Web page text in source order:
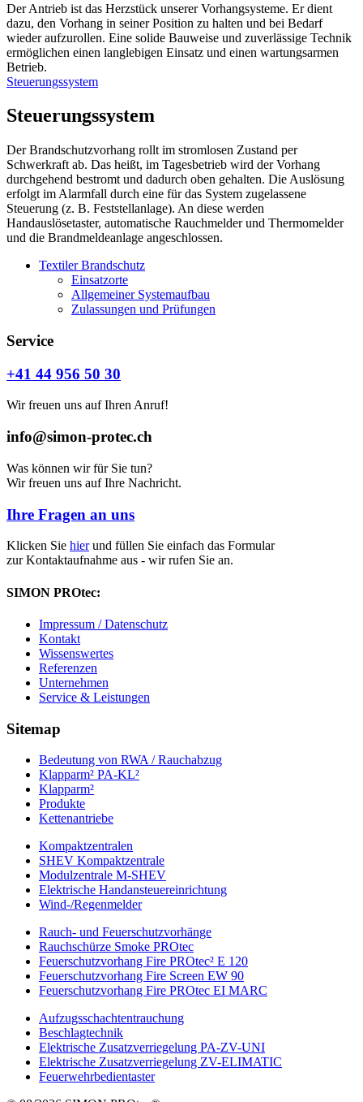
Der Antrieb ist das Herzstück unserer Vorhangsysteme. Er dient
dazu, den Vorhang in seiner Position zu halten und bei Bedarf
wieder aufzurollen. Eine solide Bauweise und zuverlässige Technik
ermöglichen einen langlebigen Einsatz und einen wartungsarmen
Betrieb.
Steuerungssystem
Steuerungssystem
Der Brandschutzvorhang rollt im stromlosen Zustand per
Schwerkraft ab. Das heißt, im Tagesbetrieb wird der Vorhang
durchgehend bestromt und dadurch oben gehalten. Die Auslösung
erfolgt im Alarmfall durch eine für das System zugelassene
Steuerung (z. B. Feststellanlage). An diese werden
Handauslösetaster, automatische Rauchmelder und Thermomelder
und die Brandmeldeanlage angeschlossen.
Textiler Brandschutz
Einsatzorte
Allgemeiner Systemaufbau
Zulassungen und Prüfungen
Service
+41 44 956 50 30
Wir freuen uns auf Ihren Anruf!
info@simon-protec.ch
Was können wir für Sie tun?
Wir freuen uns auf Ihre Nachricht.
Ihre Fragen an uns
Klicken Sie hierund füllen Sie einfach das Formular
zur Kontaktaufnahme aus - wir rufen Sie an.
SIMON PROtec:
Impressum / Datenschutz
Kontakt
Wissenswertes
Referenzen
Unternehmen
Service & Leistungen
Sitemap
Bedeutung von RWA / Rauchabzug
Klapparm² PA-KL²
Klapparm²
Produkte
Kettenantriebe
Kompaktzentralen
SHEV Kompaktzentrale
Modulzentrale M-SHEV
Elektrische Handansteuereinrichtung
Wind-/Regenmelder
Rauch- und Feuerschutzvorhänge
Rauchschürze Smoke PROtec
Feuerschutzvorhang Fire PROtec² E 120
Feuerschutzvorhang Fire Screen EW 90
Feuerschutzvorhang Fire PROtec EI MARC
Aufzugsschachtentrauchung
Beschlagtechnik
Elektrische Zusatzverriegelung PA-ZV-UNI
Elektrische Zusatzverriegelung ZV-ELIMATIC
Feuerwehrbedientaster